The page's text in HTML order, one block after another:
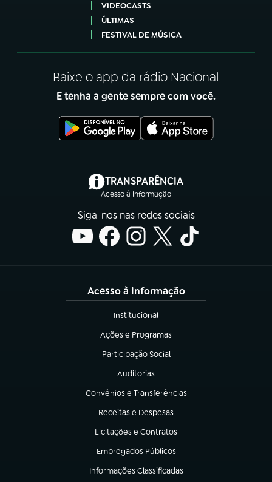
VIDEOCASTS
ÚLTIMAS
FESTIVAL DE MÚSICA
Baixe o app da rádio Nacional
E tenha a gente sempre com você.
TRANSPARÊNCIA
Acesso à Informação
(abre em nova aba)
Siga-nos nas redes sociais
Acesso à Informação
Institucional
(abre em nova aba)
Ações e Programas
(abre em nova aba)
Participação Social
(abre em nova aba)
Auditorias
(abre em nova aba)
Convênios e Transferências
(abre em nova aba)
Receitas e Despesas
(abre em nova aba)
Licitações e Contratos
(abre em nova aba)
Empregados Públicos
(abre em nova aba)
Informações Classificadas
(abre em nova aba)